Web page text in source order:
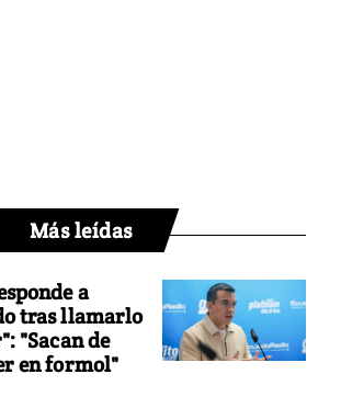
Más leídas
a
tras llamarlo
"Sacan de
en formol"